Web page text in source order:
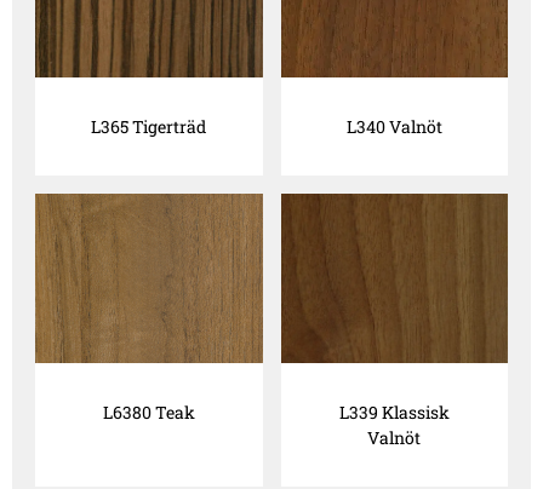
L365 Tigerträd L340 Valnöt
L6380 Teak
L339 Klassisk
Valnöt